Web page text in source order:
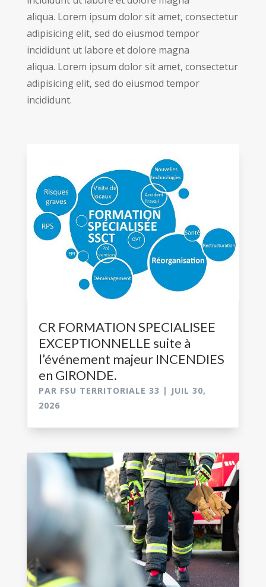
aliqua. Lorem ipsum dolor sit amet, consectetur
adipisicing elit, sed do eiusmod tempor
incididunt ut labore et dolore magna
aliqua. Lorem ipsum dolor sit amet, consectetur
adipisicing elit, sed do eiusmod tempor
incididunt.
CR FORMATION SPECIALISEE
EXCEPTIONNELLE suite à
l’événement majeur INCENDIES
en GIRONDE.
PAR FSU TERRITORIALE 33 | JUIL 30,
2026